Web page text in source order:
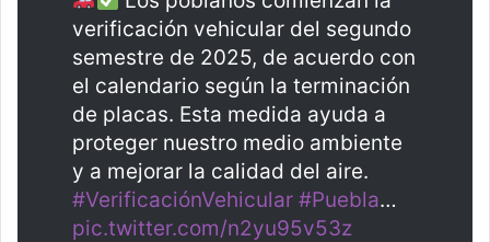
verificación vehicular del segundo
semestre de 2025, de acuerdo con
el calendario según la terminación
de placas. Esta medida ayuda a
proteger nuestro medio ambiente
y a mejorar la calidad del aire.
#VerificaciónVehicular #Puebla…
pic.twitter.com/n2yu95v53z